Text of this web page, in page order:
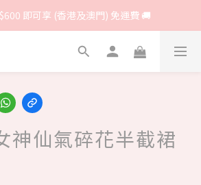
即可享 (香港及澳門) 免運費 🚚
神仙氣碎花半截裙